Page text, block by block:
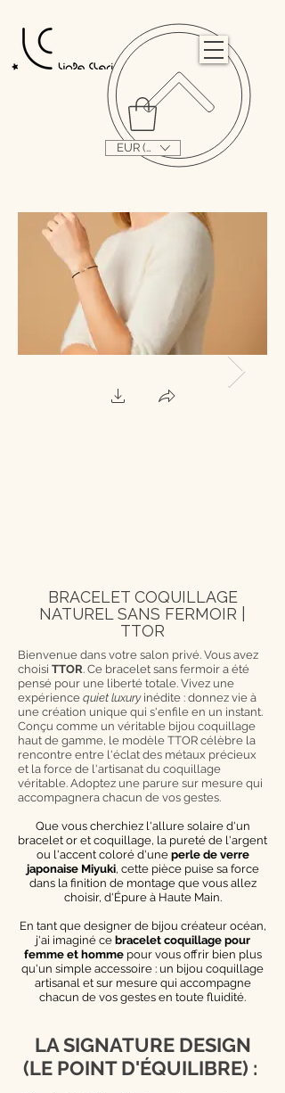
EUR (€)
BRACELET COQUILLAGE
NATUREL SANS FERMOIR |
TTOR
Bienvenue dans votre salon privé. Vous avez
choisi TTOR. Ce bracelet sans fermoir a été
pensé pour une liberté totale. Vivez une
expérience quiet luxuryinédite : donnez vie à
une création unique qui s'enfile en un instant.
Conçu comme un véritable bijou coquillage
haut de gamme, le modèle TTOR célèbre la
rencontre entre l'éclat des métaux précieux
et la force de l'artisanat du coquillage
véritable. Adoptez une parure sur mesure qui
accompagnera chacun de vos gestes.
Que vous cherchiez l'allure solaire d'un
bracelet or et coquillage, la pureté de l'argent
ou l'accent coloré d'une perle de verre
japonaise Miyuki, cette pièce puise sa force
dans la finition de montage que vous allez
choisir, d'Épure à Haute Main.
En tant que designer de bijou créateur océan,
j'ai imaginé ce bracelet coquillage pour
femme et hommepour vous offrir bien plus
qu'un simple accessoire : un bijou coquillage
artisanal et sur mesure qui accompagne
chacun de vos gestes en toute fluidité.
LA SIGNATURE DESIGN
(LE POINT D'ÉQUILIBRE) :